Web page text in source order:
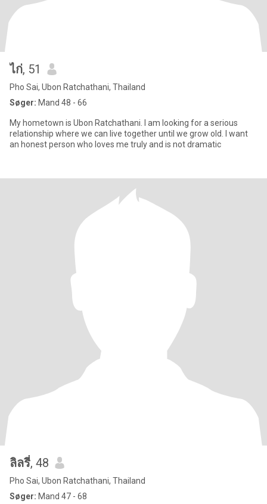
ไก่, 51
Pho Sai, Ubon Ratchathani, Thailand
Søger: Mand 48 - 66
My hometown is Ubon Ratchathani. I am looking for a serious
relationship where we can live together until we grow old. I want
an honest person who loves me truly and is not dramatic
ลิลรี่, 48
Pho Sai, Ubon Ratchathani, Thailand
Søger: Mand 47 - 68